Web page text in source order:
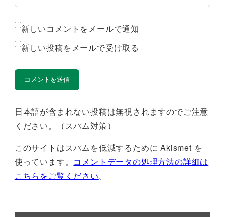
新しいコメントをメールで通知
新しい投稿をメールで受け取る
日本語が含まれない投稿は無視されますのでご注意
ください。（スパム対策）
このサイトはスパムを低減するために Akismet を
使っています。 コメントデータの処理方法の詳細は
こちらをご覧ください。